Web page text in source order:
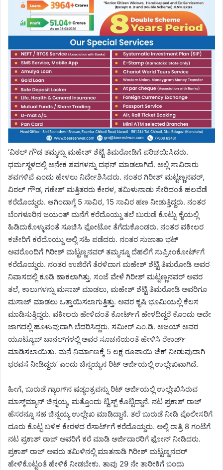
‘ವಿಠಲ್ ಗೌಡ ತಮ್ಮನ್ನು ಮಹೇಶ್ ಶೆಟ್ಟಿ ತಿಮರೋಡಿಗೆ ಪರಿಚಯಿಸಿದರು.
ಧರ್ಮಸ್ಥಳದಲ್ಲಿ ಅನೇಕ ಶವಗಳನ್ನು ದಫನ್‌ ಮಾಡಲಾಗಿದೆ. ಅಲ್ಲಿ ಸಾವಿರಾರು
ಶವಗಳಿವೆ ಎಂದು ಹೇಳಲು ನಿರ್ದೇಶಿಸಿದರು. ನಂತರ ಗಿರೀಶ್ ಮಟ್ಟಣ್ಣನವರ್,
ವಿಠಲ್ ಗೌಡ, ಗಣೇಶ್ ಮತ್ತಿತರರು ಕೇರಳ, ತಮಿಳುನಾಡು ಸೇರಿದಂತೆ ಹಲವೆಡೆ
ಕರೆದೊಯ್ದರು. ಆಗಿಂದಾಗ್ಗೆ 5 ಸಾವಿರ, 15 ಸಾವಿರ ಹಣ ನೀಡುತ್ತಿದ್ದರು. ನಂತರ
ಬೆಂಗಳೂರಿನ ಜಯಂತ್ ಮನೆಗೆ ಕರೆದೊಯ್ದು ತಲೆ ಬುರುಡೆ ಕೊಟ್ಟು ಕೈಯಲ್ಲಿ
ಹಿಡಿದುಕೊಳ್ಳುವಂತೆ ಸೂಚಿಸಿ ಫೋಟೋ ತೆಗೆದುಕೊಂಡರು. ನಂತರ ವಕೀಲರ
ಕಚೇರಿಗೆ ಕರೆದೊಯ್ದು ಅಲ್ಲಿ ಸಹಿ ಪಡೆದರು. ನಂತರ ಸುಜಾತಾ ಭಟ್‌
ಅವರೊಂದಿಗೆ ಗಿರೀಶ್ ಮಟ್ಟಣ್ಣನವರ್ ತಮ್ಮನ್ನೂ ದೆಹಲಿಗೆ ಸುಪ್ರೀಂಕೋರ್ಟ್‌ಗೆ
ಕರೆದೊಯ್ದರು. ನಂತರ ಉಜಿರೆಗೆ ತೆರಳಿದಾಗ ಮಹೇಶ್ ಶೆಟ್ಟಿ ತಿಮರೋಡಿ ಅವರ
ನಿವಾಸದಲ್ಲಿ ಕೂಡಿ ಹಾಕಲಾಗಿತ್ತು. ಸಂಜೆ ವೇಳೆ ಗಿರೀಶ್ ಮಟ್ಟಣ್ಣನವರ್ ಅವರ
ತಲೆ, ಕಾಲುಗಳನ್ನು ಮಸಾಜ್ ಮಾಡಲು, ಮಹೇಶ್ ಶೆಟ್ಟಿ ತಿಮರೋಡಿ ಅವರಿಗೂ
ಮಸಾಜ್ ಮಾಡಲು ಒತ್ತಾಯಿಸಲಾಗುತ್ತಿತ್ತು. ಅವರ ಕೃಷಿ ಭೂಮಿಯಲ್ಲಿ ಕೆಲಸ
ಮಾಡಿಸುತ್ತಿದ್ದರು. ವಕೀಲರು ಹೇಳಿದಂತೆ ಕೋರ್ಟ್‌ಗೆ ಹೇಳದಿದ್ದರೆ ಕೊಂದು ಅದೇ
ಜಾಗದಲ್ಲಿ ಹೂಳುವುದಾಗಿ ಬೆದರಿಸಿದ್ದರು. ಸಮೀರ್ ಎಂ.ಡಿ. ಅಜಯ್ ಅವರ
ಯೂಟ್ಯೂಬ್ ಚಾನಲ್‌ಗಳಲ್ಲಿ ಅವರ ಸೂಚನೆಯಂತೆ ಹೇಳಿಸಿ ರೆಕಾರ್ಡ್
ಮಾಡಿಸಲಾಯಿತು. ಮನೆ ನಿರ್ಮಾಣಕ್ಕೆ 5 ಲಕ್ಷ ರೂಪಾಯಿ ಚೆಕ್ ನೀಡುವುದಾಗಿ
ಭರವಸೆ ನೀಡಿದ್ದರು’ ಎಂದು ಚಿನ್ನಯ್ಯನ ರಿಟ್ ಅರ್ಜಿಯಲ್ಲಿ ಉಲ್ಲೇಖವಾಗಿದೆ.
ಹೀಗೆ, ಬುರುಡೆ ಗ್ಯಾಂಗ್‌ನ ಷಡ್ಯಂತ್ರವನ್ನು ರಿಟ್‌ ಅರ್ಜಿಯಲ್ಲಿ ಉಲ್ಲೇಖಿಸಿರುವ
ಮಾಸ್ಕ್‌ಮ್ಯಾನ್‌ ಚಿನ್ನಯ್ಯ, ಮತ್ತೊಂದು ಟ್ವಿಸ್ಟ್ ಕೊಟ್ಟಿದ್ದಾನೆ. ನಟ ಪ್ರಕಾಶ್‌ ರಾಜ್‌
ಹೆಸರನ್ನೂ ಸಹ ಚಿನ್ನಯ್ಯ ಉಲ್ಲೇಖ ಮಾಡಿದ್ದಾನೆ. ತಲೆ ಬುರುಡೆ ನೀಡಿ ಪೊಲೀಸರಿಗೆ
ದೂರು ಕೊಟ್ಟ ಬಳಿಕ ಕೇರಳದ ರೆಸಾರ್ಟ್‌ಗೆ ಕರೆದೊಯ್ದರು. ಅಲ್ಲಿ ರಾತ್ರಿ 8 ಗಂಟೆಗೆ
ನಟ ಪ್ರಕಾಶ್ ರಾಜ್ ಅವರಿಗೆ ಕರೆ ಮಾಡಿ ಅರ್ಜಿದಾರರಿಗೆ ಫೋನ್ ನೀಡಿದರು.
ಪ್ರಕಾಶ್ ರಾಜ್ ಅವರು ತಮಿಳಿನಲ್ಲಿ ಮಾತನಾಡಿ ಗಿರೀಶ್ ಮಟ್ಟಣ್ಣನವರ್
ಹೇಳಿಕೊಟ್ಟಂತೆ ಹೇಳಿಕೆ ನೀಡಬೇಕು. ತಾವು 29 ನೇ ತಾರೀಕಿಗೆ ಬಂದು